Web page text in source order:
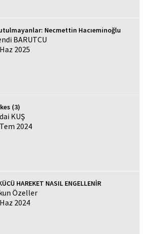
Necmettin Hacıeminoğlu
BARUTCU
2025
(3)
KUŞ
2024
HAREKET NASIL ENGELLENİR
Özeller
2024